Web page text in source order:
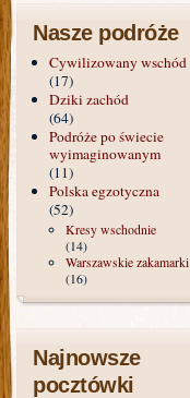
Nasze podróże
Cywilizowany wschód
(17)
Dziki zachód
(64)
Podróże po świecie
wyimaginowanym
(11)
Polska egzotyczna
(52)
Kresy wschodnie
(14)
Warszawskie zakamarki
(16)
Najnowsze
pocztówki